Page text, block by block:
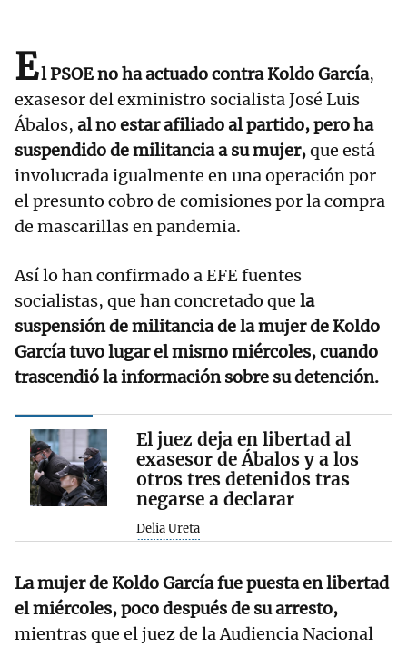
El PSOE no ha actuado contra Koldo García,
exasesor del exministro socialista José Luis
Ábalos, al no estar afiliado al partido, pero ha
suspendido de militancia a su mujer,que está
involucrada igualmente en una operación por
el presunto cobro de comisiones por la compra
de mascarillas en pandemia.
Así lo han confirmado a EFE fuentes
socialistas, que han concretado que la
suspensión de militancia de la mujer de Koldo
García tuvo lugar el mismo miércoles, cuando
trascendió la información sobre su detención.
El juez deja en libertad al
exasesor de Ábalos y a los
otros tres detenidos tras
negarse a declarar
Delia Ureta
La mujer de Koldo García fue puesta en libertad
el miércoles, poco después de su arresto,
mientras que el juez de la Audiencia Nacional